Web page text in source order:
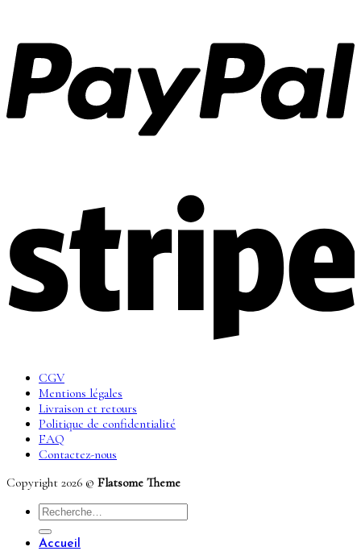
CGV
Mentions légales
Livraison et retours
Politique de confidentialité
FAQ
Contactez-nous
Copyright 2026 © Flatsome Theme
Recherche
pour :
Accueil